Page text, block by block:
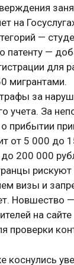
на
—
патенту —
для
мигрантами.
за
учета. За
прибытии
от 5 000 до
200 000
рискуют
визы и
Новшество
на
проверки
коснулись